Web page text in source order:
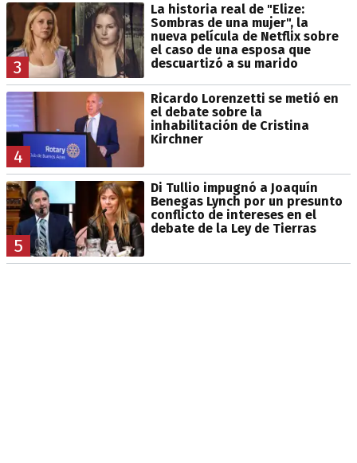
3
La historia real de "Elize:
Sombras de una mujer", la
nueva película de Netflix sobre
el caso de una esposa que
descuartizó a su marido
4
Ricardo Lorenzetti se metió en
el debate sobre la
inhabilitación de Cristina
Kirchner
5
Di Tullio impugnó a Joaquín
Benegas Lynch por un presunto
conflicto de intereses en el
debate de la Ley de Tierras